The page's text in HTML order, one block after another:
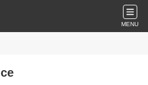
MENU